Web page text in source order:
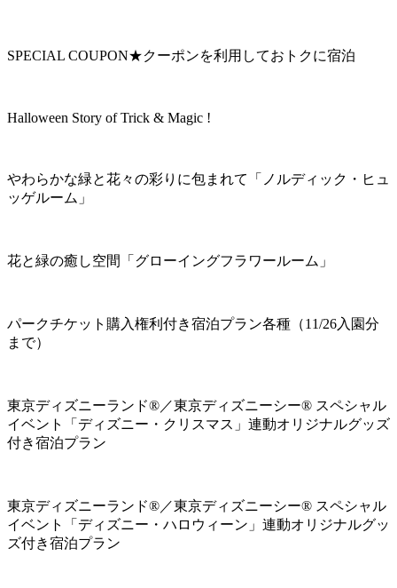
SPECIAL COUPON★クーポンを利用しておトクに宿泊
Halloween Story of Trick & Magic !
やわらかな緑と花々の彩りに包まれて「ノルディック・ヒュ
ッゲルーム」
花と緑の癒し空間「グローイングフラワールーム」
パークチケット購入権利付き宿泊プラン各種（11/26入園分
まで）
東京ディズニーランド®／東京ディズニーシー® スペシャル
イベント「ディズニー・クリスマス」連動オリジナルグッズ
付き宿泊プラン
東京ディズニーランド®／東京ディズニーシー® スペシャル
イベント「ディズニー・ハロウィーン」連動オリジナルグッ
ズ付き宿泊プラン